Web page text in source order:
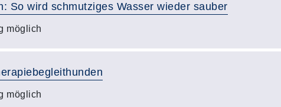
So wird schmutziges Wasser wieder sauber
möglich
möglich